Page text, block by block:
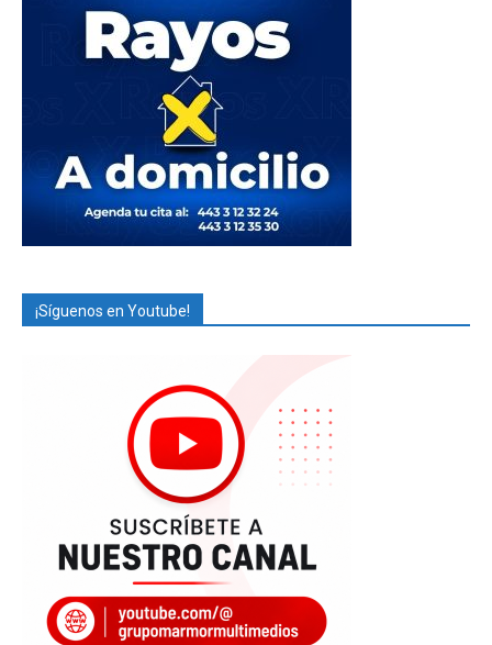
¡Síguenos en Youtube!